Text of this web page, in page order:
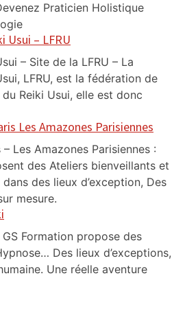
Praticien Holistique
Usui – LFRU
– Site de la LFRU – La
LFRU, est la fédération de
Reiki Usui, elle est donc
Les Amazones Parisiennes
Les Amazones Parisiennes :
des Ateliers bienveillants et
des lieux d’exception, Des
mesure.
Formation propose des
Des lieux d’exceptions,
Une réelle aventure